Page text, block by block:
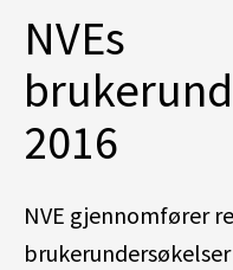
NVEs
2016
NVE gjennomfører